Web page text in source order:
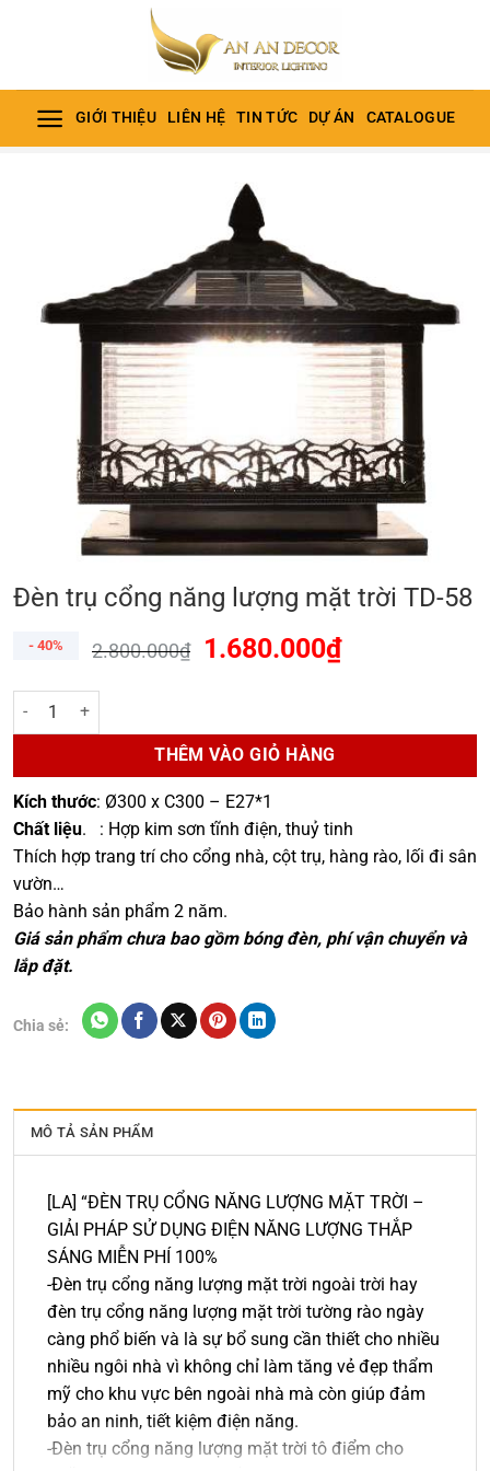
dung
GIỚI THIỆU LIÊN HỆ TIN TỨC DỰ ÁN CATALOGUE
Đèn trụ cổng năng lượng mặt trời TD-58
- 40% 2.800.000₫ 1.680.000₫
Đèn trụ cổng năng lượng mặt trời TD-58 số lượng
THÊM VÀO GIỎ HÀNG
Kích thước: Ø300 x C300 – E27*1
Chất liệu.
: Hợp kim sơn tĩnh điện, thuỷ tinh
Thích hợp trang trí cho cổng nhà, cột trụ, hàng rào, lối đi sân
vườn…
Bảo hành sản phẩm 2 năm.
Giá sản phẩm chưa bao gồm bóng đèn, phí vận chuyển và
lắp đặt.
Chia sẻ:
MÔ TẢ SẢN PHẨM
[LA] “ĐÈN TRỤ CỔNG NĂNG LƯỢNG MẶT TRỜI –
GIẢI PHÁP SỬ DỤNG ĐIỆN NĂNG LƯỢNG THẮP
SÁNG MIỄN PHÍ 100%
-Đèn trụ cổng năng lượng mặt trời ngoài trời hay
đèn trụ cổng năng lượng mặt trời tường rào ngày
càng phổ biến và là sự bổ sung cần thiết cho nhiều
nhiều ngôi nhà vì không chỉ làm tăng vẻ đẹp thẩm
mỹ cho khu vực bên ngoài nhà mà còn giúp đảm
bảo an ninh, tiết kiệm điện năng.
-Đèn trụ cổng năng lượng mặt trời tô điểm cho